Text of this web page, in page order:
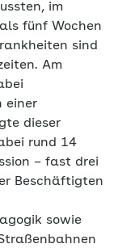
im
fünf Wochen
sind
Am
einer
dieser
rund 14
– fast drei
Beschäftigten
sowie